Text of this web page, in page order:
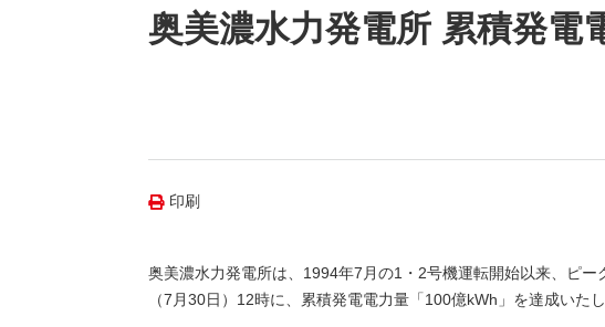
奥美濃水力発電所 累積発電
印刷
奥美濃水力発電所は、1994年7月の1・2号機運転開始以来、ピ
（7月30日）12時に、累積発電電力量「100億kWh」を達成いたし